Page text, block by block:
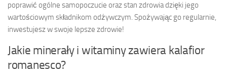
poprawić ogólne samopoczucie oraz stan zdrowia dzięki jego
wartościowym składnikom odżywczym. Spożywając go regularnie,
inwestujesz w swoje lepsze zdrowie!
Jakie minerały i witaminy zawiera kalafior
romanesco?